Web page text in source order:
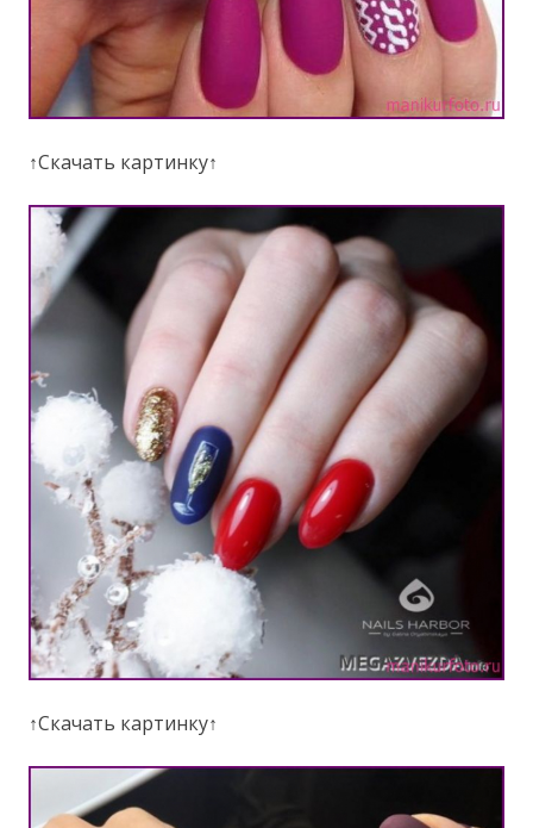
↑Скачать картинку↑
↑Скачать картинку↑